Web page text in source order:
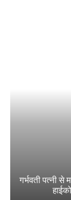
गर्भवती पत्नी से